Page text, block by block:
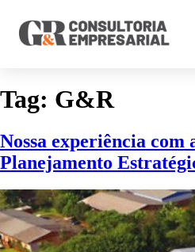
Tag: G&R
Nossa experiência com
Planejamento